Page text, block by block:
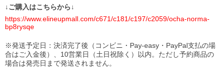
↓ご購入はこちらから↓
https://www.elineupmall.com/c671/c181/c197/c2059/ocha-norma-
bp8rysqe
※発送予定日：決済完了後（コンビニ・Pay-easy・PayPal支払の場
合はご入金後）、10営業日（土日祝除く）以内。ただし予約商品の
場合は発売日まで発送されません。